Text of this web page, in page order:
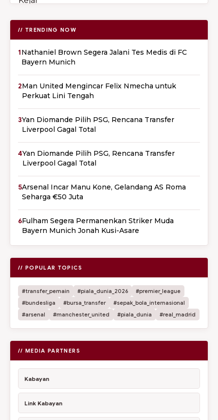
// TRENDING NOW
1Nathaniel Brown Segera Jalani Tes Medis di FC
Bayern Munich
2Man United Mengincar Felix Nmecha untuk
Perkuat Lini Tengah
3Yan Diomande Pilih PSG, Rencana Transfer
Liverpool Gagal Total
4Yan Diomande Pilih PSG, Rencana Transfer
Liverpool Gagal Total
5Arsenal Incar Manu Kone, Gelandang AS Roma
Seharga €50 Juta
6Fulham Segera Permanenkan Striker Muda
Bayern Munich Jonah Kusi-Asare
// POPULAR TOPICS
#transfer_pemain #piala_dunia_2026
#premier_league
#bundesliga
#bursa_transfer
#sepak_bola_internasional
#arsenal
#manchester_united #piala_dunia #real_madrid
// MEDIA PARTNERS
Kabayan
Link Kabayan